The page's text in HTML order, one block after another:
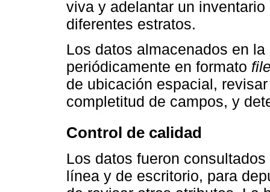
viva y adelantar un
diferentes estratos.
Los datos almacenados en
periódicamente en formato
de ubicación espacial,
completitud de campos, y
Control de calidad
Los datos fueron
línea y de escritorio, para